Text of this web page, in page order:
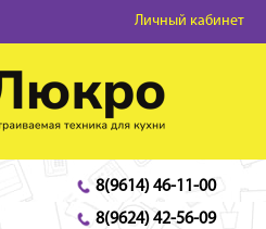
Личный кабинет
8(9614) 46-11-00
8(9624) 42-56-09